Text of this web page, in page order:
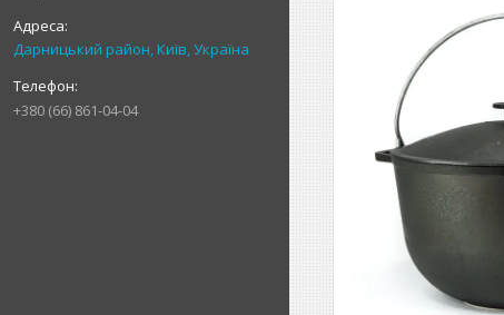
Дарницький район, Київ, Україна
+380 (66) 861-04-04